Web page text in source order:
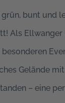
bunt und
Als Ellwanger
Gelände
– eine